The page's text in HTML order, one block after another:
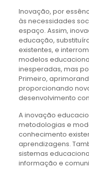
Inovação, por
às necessidades
espaço. Assim,
educação,
existentes, e
modelos
inesperadas, mas
Primeiro,
proporcionando
desenvolvimento
A inovação
metodologias e
conhecimento
aprendizagens.
sistemas
informação e